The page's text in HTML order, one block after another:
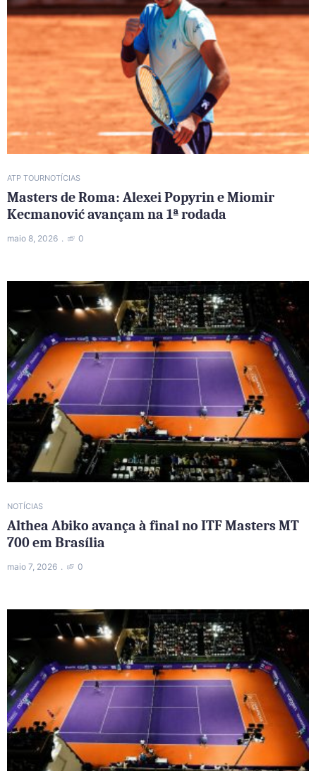
ATP TOURNOTÍCIAS
Masters de Roma: Alexei Popyrin e Miomir
Kecmanović avançam na 1ª rodada
maio 8, 2026 0
NOTÍCIAS
Althea Abiko avança à final no ITF Masters MT
700 em Brasília
maio 7, 2026 0